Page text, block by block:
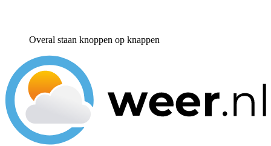
Overal staan knoppen op knappen